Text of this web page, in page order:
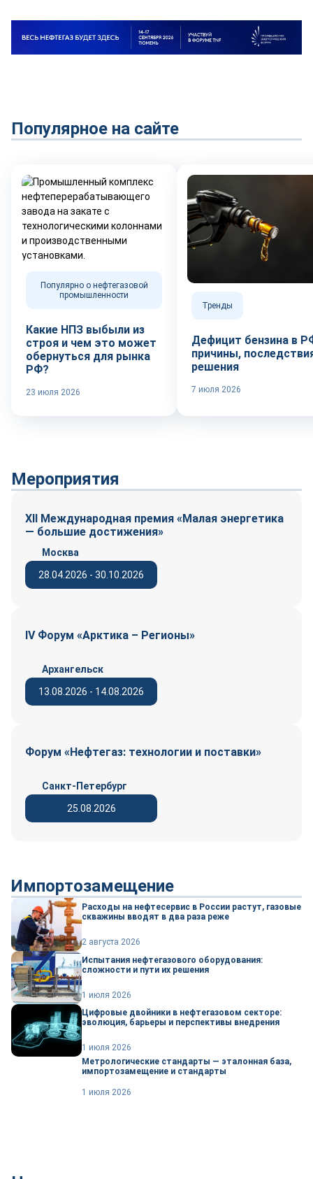
Популярное на сайте
Популярно о нефтегазовой
промышленности
Какие НПЗ выбыли из
строя и чем это может
обернуться для рынка
РФ?
23 июля 2026
Тренды
Дефицит бензина в
причины,
решения
7 июля 2026
Мероприятия
XII Международная премия «Малая энергетика
— большие достижения»
28.04.2026 - 30.10.2026
Москва
IV Форум «Арктика – Регионы»
13.08.2026 - 14.08.2026
Архангельск
Форум «Нефтегаз: технологии и поставки»
25.08.2026
Санкт-Петербург
Импортозамещение
Расходы на нефтесервис в России растут, газовые
скважины вводят в два раза реже
2 августа 2026
Испытания нефтегазового оборудования:
сложности и пути их решения
1 июля 2026
Цифровые двойники в нефтегазовом секторе:
эволюция, барьеры и перспективы внедрения
1 июля 2026
Метрологические стандарты — эталонная база,
импортозамещение и стандарты
1 июля 2026